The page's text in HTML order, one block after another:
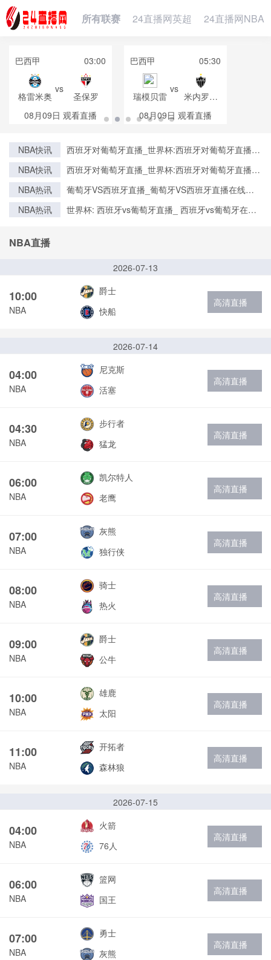
所有联赛 24直播网英超 24直播网NBA
巴西甲 03:00
格雷米奥
vs
圣保罗
08月09日 观看直播
巴西甲 05:30
瑞模贝雷
vs
米内罗竞
技
08月09日 观看直播
NBA快讯
西班牙对葡萄牙直播_世界杯:西班牙对葡萄牙直播免
清无插件
NBA快讯
西班牙对葡萄牙直播_世界杯:西班牙对葡萄牙直播免
清无插件
NBA热讯
葡萄牙VS西班牙直播_葡萄牙VS西班牙直播在线观
NBA热讯
世界杯: 西班牙vs葡萄牙直播_ 西班牙vs葡萄牙在线
NBA直播
2026-07-13
10:00
NBA
爵士
快船
高清直播
2026-07-14
04:00
NBA
尼克斯
活塞
高清直播
04:30
NBA
步行者
猛龙
高清直播
06:00
NBA
凯尔特人
老鹰
高清直播
07:00
NBA
灰熊
独行侠
高清直播
08:00
NBA
骑士
热火
高清直播
09:00
NBA
爵士
公牛
高清直播
10:00
NBA
雄鹿
太阳
高清直播
11:00
NBA
开拓者
森林狼
高清直播
2026-07-15
04:00
NBA
火箭
76人
高清直播
06:00
NBA
篮网
国王
高清直播
07:00
NBA
勇士
灰熊
高清直播